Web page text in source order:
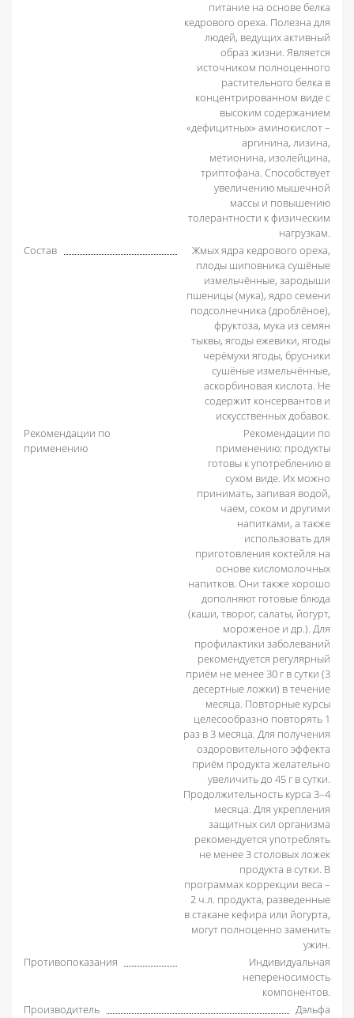
питание на основе белка
кедрового ореха. Полезна для
людей, ведущих активный
образ жизни. Является
источником полноценного
растительного белка в
концентрированном виде с
высоким содержанием
«дефицитных» аминокислот –
аргинина, лизина,
метионина, изолейцина,
триптофана. Способствует
увеличению мышечной
массы и повышению
толерантности к физическим
нагрузкам.
Состав
Жмых ядра кедрового ореха,
плоды шиповника сушёные
измельчённые, зародыши
пшеницы (мука), ядро семени
подсолнечника (дроблёное),
фруктоза, мука из семян
тыквы, ягоды ежевики, ягоды
черёмухи ягоды, брусники
сушёные измельчённые,
аскорбиновая кислота. Не
содержит консервантов и
искусственных добавок.
Рекомендации по
применению
Рекомендации по
применению: продукты
готовы к употреблению в
сухом виде. Их можно
принимать, запивая водой,
чаем, соком и другими
напитками, а также
использовать для
приготовления коктейля на
основе кисломолочных
напитков. Они также хорошо
дополняют готовые блюда
(каши, творог, салаты, йогурт,
мороженое и др.). Для
профилактики заболеваний
рекомендуется регулярный
приём не менее 30 г в сутки (3
десертные ложки) в течение
месяца. Повторные курсы
целесообразно повторять 1
раз в 3 месяца. Для получения
оздоровительного эффекта
приём продукта желательно
увеличить до 45 г в сутки.
Продолжительность курса 3–4
месяца. Для укрепления
защитных сил организма
рекомендуется употреблять
не менее 3 столовых ложек
продукта в сутки. В
программах коррекции веса –
2 ч.л. продукта, разведенные
в стакане кефира или йогурта,
могут полноценно заменить
ужин.
Противопоказания
Индивидуальная
непереносимость
компонентов.
Производитель
Дэльфа